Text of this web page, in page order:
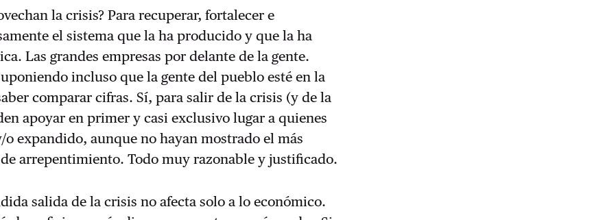
la crisis? Para recuperar, fortalecer e
el sistema que la ha producido y que la ha
Las grandes empresas por delante de la gente.
incluso que la gente del pueblo esté en la
comparar cifras. Sí, para salir de la crisis (y de la
apoyar en primer y casi exclusivo lugar a quienes
expandido, aunque no hayan mostrado el más
arre­pentimiento. Todo muy razonable y justificado.
salida de la crisis no afecta solo a lo económico.